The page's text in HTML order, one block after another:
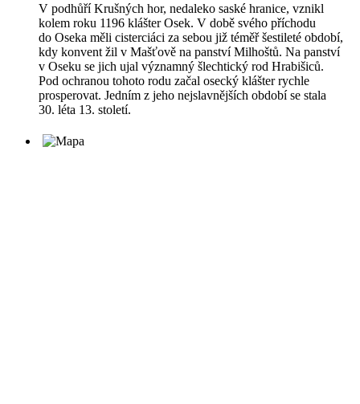
V podhůří Krušných hor, nedaleko saské hranice, vznikl
kolem roku 1196 klášter Osek. V době svého příchodu
do Oseka měli cisterciáci za sebou již téměř šestileté období,
kdy konvent žil v Mašťově na panství Milhoštů. Na panství
v Oseku se jich ujal významný šlechtický rod Hrabišiců.
Pod ochranou tohoto rodu začal osecký klášter rychle
prosperovat. Jedním z jeho nejslavnějších období se stala
30. léta 13. století.